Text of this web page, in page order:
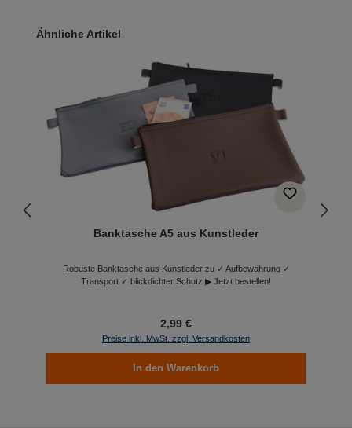
Produktgalerie überspringen
Ähnliche Artikel
Banktasche A5 aus Kunstleder
Robuste Banktasche aus Kunstleder zu ✓ Aufbewahrung ✓
Transport ✓ blickdichter Schutz ▶ Jetzt bestellen!
2,99 €
Preise inkl. MwSt. zzgl. Versandkosten
In den Warenkorb